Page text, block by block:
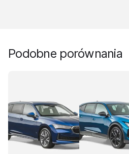
Podobne porównania